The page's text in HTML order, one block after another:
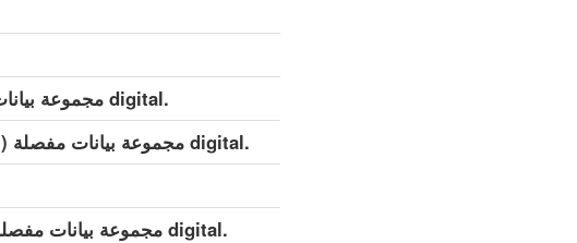
.digital مجموعة بيانات مفصلة (كامل)
.digital مجموعة بيانات مفصلة (التحديث اليومي)
.digital مجموعة بيانات مفصلة موسعة (كامل)